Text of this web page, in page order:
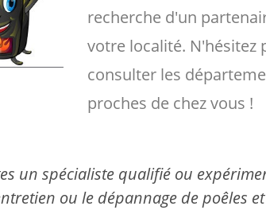
recherche d'un
votre localité. N'hésitez
consulter les
proches de chez vous !
un spécialiste qualifié ou
ou le dépannage de poêles